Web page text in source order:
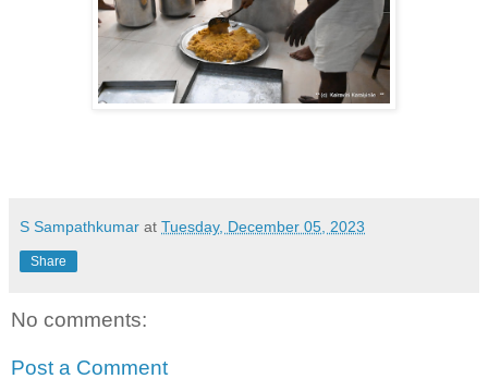
S Sampathkumar at Tuesday, December 05, 2023
Share
No comments:
Post a Comment